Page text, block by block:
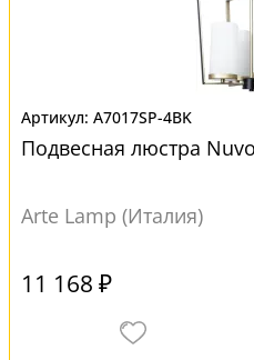
A7017SP-4BK
Подвесная люстра
Arte Lamp (Италия)
11 168 ₽